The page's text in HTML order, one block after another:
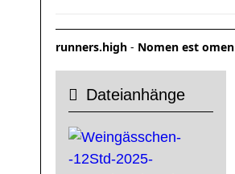
runners.high - Nomen est omen
Dateianhänge